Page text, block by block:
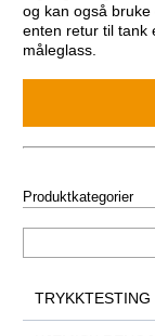
og kan også
enten retur til tank
måleglass.
Produktkategorier
TRYKKTESTING